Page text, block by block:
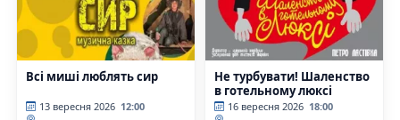
Всі миші люблять сир
13 вересня 2026 12:00
Не турбувати! Шаленство
в готельному люксі
16 вересня 2026 18:00